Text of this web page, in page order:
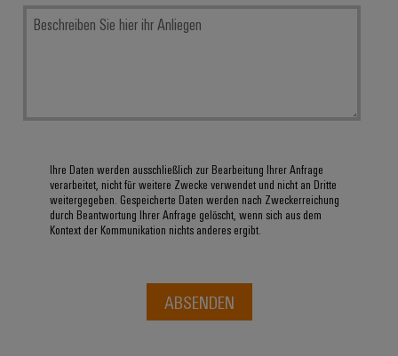
Ihre Daten werden ausschließlich zur Bearbeitung Ihrer Anfrage
verarbeitet, nicht für weitere Zwecke verwendet und nicht an Dritte
weitergegeben. Gespeicherte Daten werden nach Zweckerreichung
durch Beantwortung Ihrer Anfrage gelöscht, wenn sich aus dem
Kontext der Kommunikation nichts anderes ergibt.
ABSENDEN